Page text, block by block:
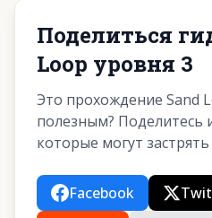
Поделиться
Loop уровня 3
Это прохождение Sand
полезным? Поделитесь
которые могут
Facebook